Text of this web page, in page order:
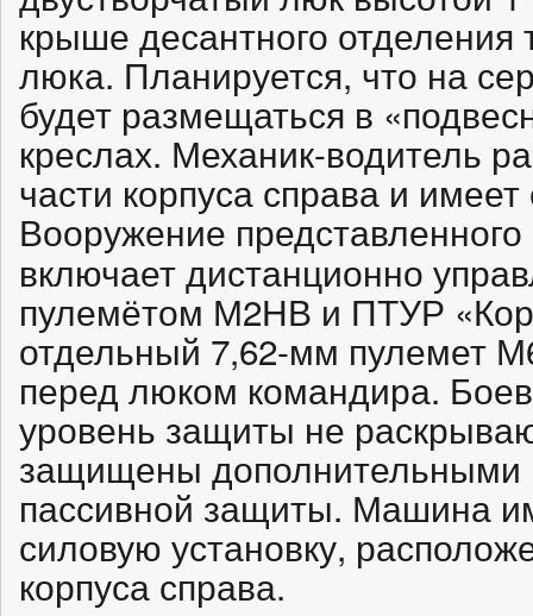
крыше десантного
люка. Планируется, что на
будет размещаться в
креслах. Механик-водитель
части корпуса справа и
Вооружение
включает дистанционно
пулемётом М2НВ и ПТУР
отдельный 7,62-мм пулемет
перед люком командира.
уровень защиты не
защищены дополнительными
пассивной защиты. Машина
силовую установку,
корпуса справа.